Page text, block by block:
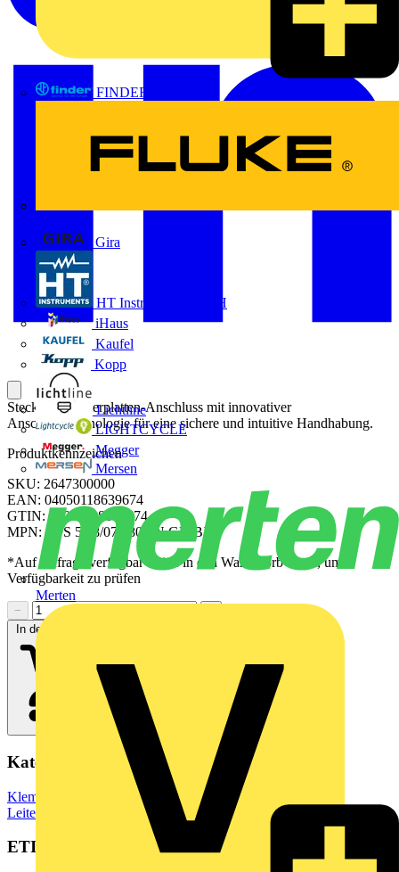
FINDER
Gira
HT Instruments GmbH
iHaus
Kaufel
Kopp
Lichtline
LIGHTCYCLE
Megger
Mersen
Merten
Steckbarer Leiterplatten-Anschluss mit innovativer
Anschlusstechnologie für eine sichere und intuitive Handhabung.
Produktkennzeichen
SKU: 2647300000
EAN: 04050118639674
GTIN: 04050118639674
MPN: CPS 5.08/07/180 SN GN BX
*Auf Anfrage verfügbar - bitte in den Warenkorb legen, um
Verfügbarkeit zu prüfen
−
In den Warenkorb
Kategorien
Klemmen, Steckverbinder & Verbindungselemente
Leiterplattensteckverbinder
ETIM Group